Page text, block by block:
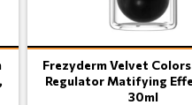
Frezyderm Velvet
Regulator Matifying
30ml